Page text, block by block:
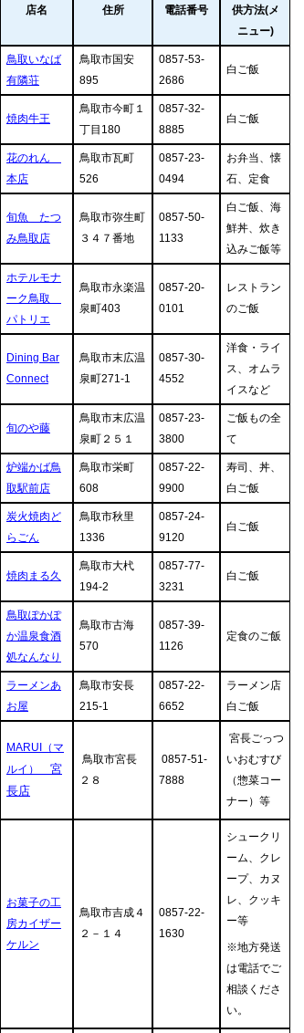
店名 住所 電話番号
供方法(メ
ニュー)
鳥取いなば
有隣荘
鳥取市国安
895
0857-53-
2686
白ご飯
焼肉牛王
鳥取市今町１
丁目180
0857-32-
8885
白ご飯
花のれん
本店
鳥取市瓦町
526
0857-23-
0494
お弁当、懐
石、定食
旬魚 たつ
み鳥取店
鳥取市弥生町
３４７番地
0857-50-
1133
白ご飯、海
鮮丼、炊き
込みご飯等
ホテルモナ
ーク鳥取
パトリエ
鳥取市永楽温
泉町403
0857-20-
0101
レストラン
のご飯
Dining Bar
Connect
鳥取市末広温
泉町271-1
0857-30-
4552
洋食・ライ
ス、オムラ
イスなど
旬のや藤
鳥取市末広温
泉町２５１
0857-23-
3800
ご飯もの全
て
炉端かば鳥
取駅前店
鳥取市栄町
608
0857-22-
9900
寿司、丼、
白ご飯
炭火焼肉ど
らごん
鳥取市秋里
1336
0857-24-
9120
白ご飯
焼肉まる久
鳥取市大杙
194-2
0857-77-
3231
白ご飯
鳥取ぽかぽ
か温泉食酒
処なんなり
鳥取市古海
570
0857-39-
1126
定食のご飯
ラーメンあ
お屋
鳥取市安長
215-1
0857-22-
6652
ラーメン店
白ご飯
MARUI（マ
ルイ） 宮
長店
鳥取市宮長
２８
0857-51-
7888
宮長ごっつ
いおむすび
（惣菜コー
ナー）等
お菓子の工
房カイザー
ケルン
鳥取市吉成４
２－１４
0857-22-
1630
シュークリ
ーム、クレ
ープ、カヌ
レ、クッキ
ー等
※地方発送
は電話でご
相談くださ
い。